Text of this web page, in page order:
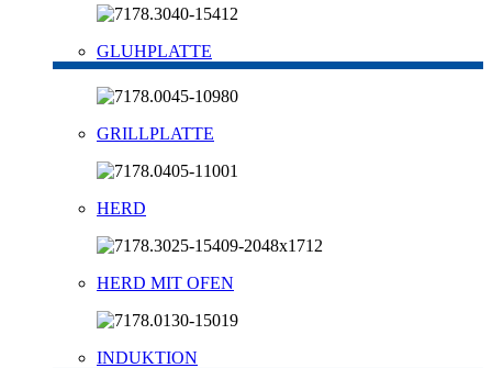
GLUHPLATTE
GRILLPLATTE
HERD
HERD MIT OFEN
INDUKTION